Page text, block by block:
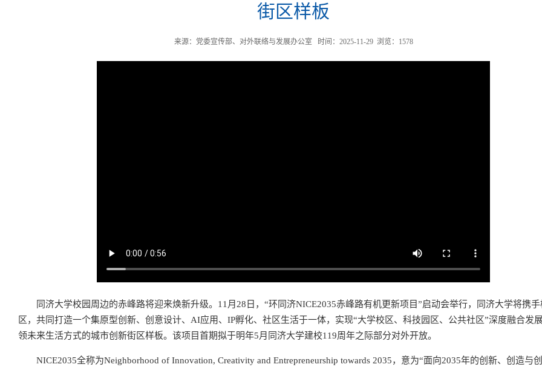
街区样板
来源：党委宣传部、对外联络与发展办公室 时间：2025-11-29 浏览： 1578
同济大学校园周边的赤峰路将迎来焕新升级。11月28日，“环同济NICE2035赤峰路有机更新项目”启动会举行，同济大学将携
区，共同打造一个集原型创新、创意设计、AI应用、IP孵化、社区生活于一体，实现“大学校区、科技园区、公共社区”深度融合发
领未来生活方式的城市创新街区样板。该项目首期拟于明年5月同济大学建校119周年之际部分对外开放。
NICE2035全称为Neighborhood of Innovation, Creativity and Entrepreneurship towards 2035，意为“面向2035年的创新、创造与